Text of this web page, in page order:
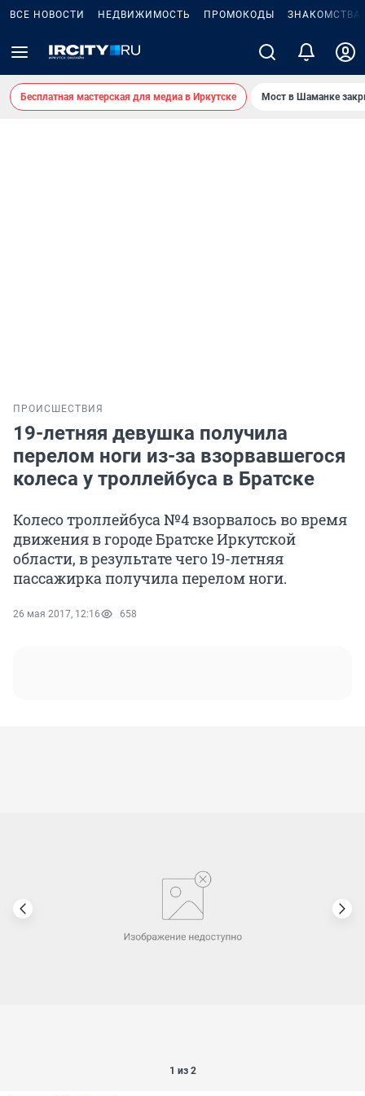
ВСЕ НОВОСТИ НЕДВИЖИМОСТЬ ПРОМОКОДЫ ЗНАКОМСТВА
Бесплатная мастерская для медиа в Иркутске Мост в Шаманке
ПРОИСШЕСТВИЯ
19-летняя девушка получила
перелом ноги из-за взорвавшегося
колеса у троллейбуса в Братске
Колесо троллейбуса №4 взорвалось во время
движения в городе Братске Иркутской
области, в результате чего 19-летняя
пассажирка получила перелом ноги.
26 мая 2017, 12:16 658
1 из 2